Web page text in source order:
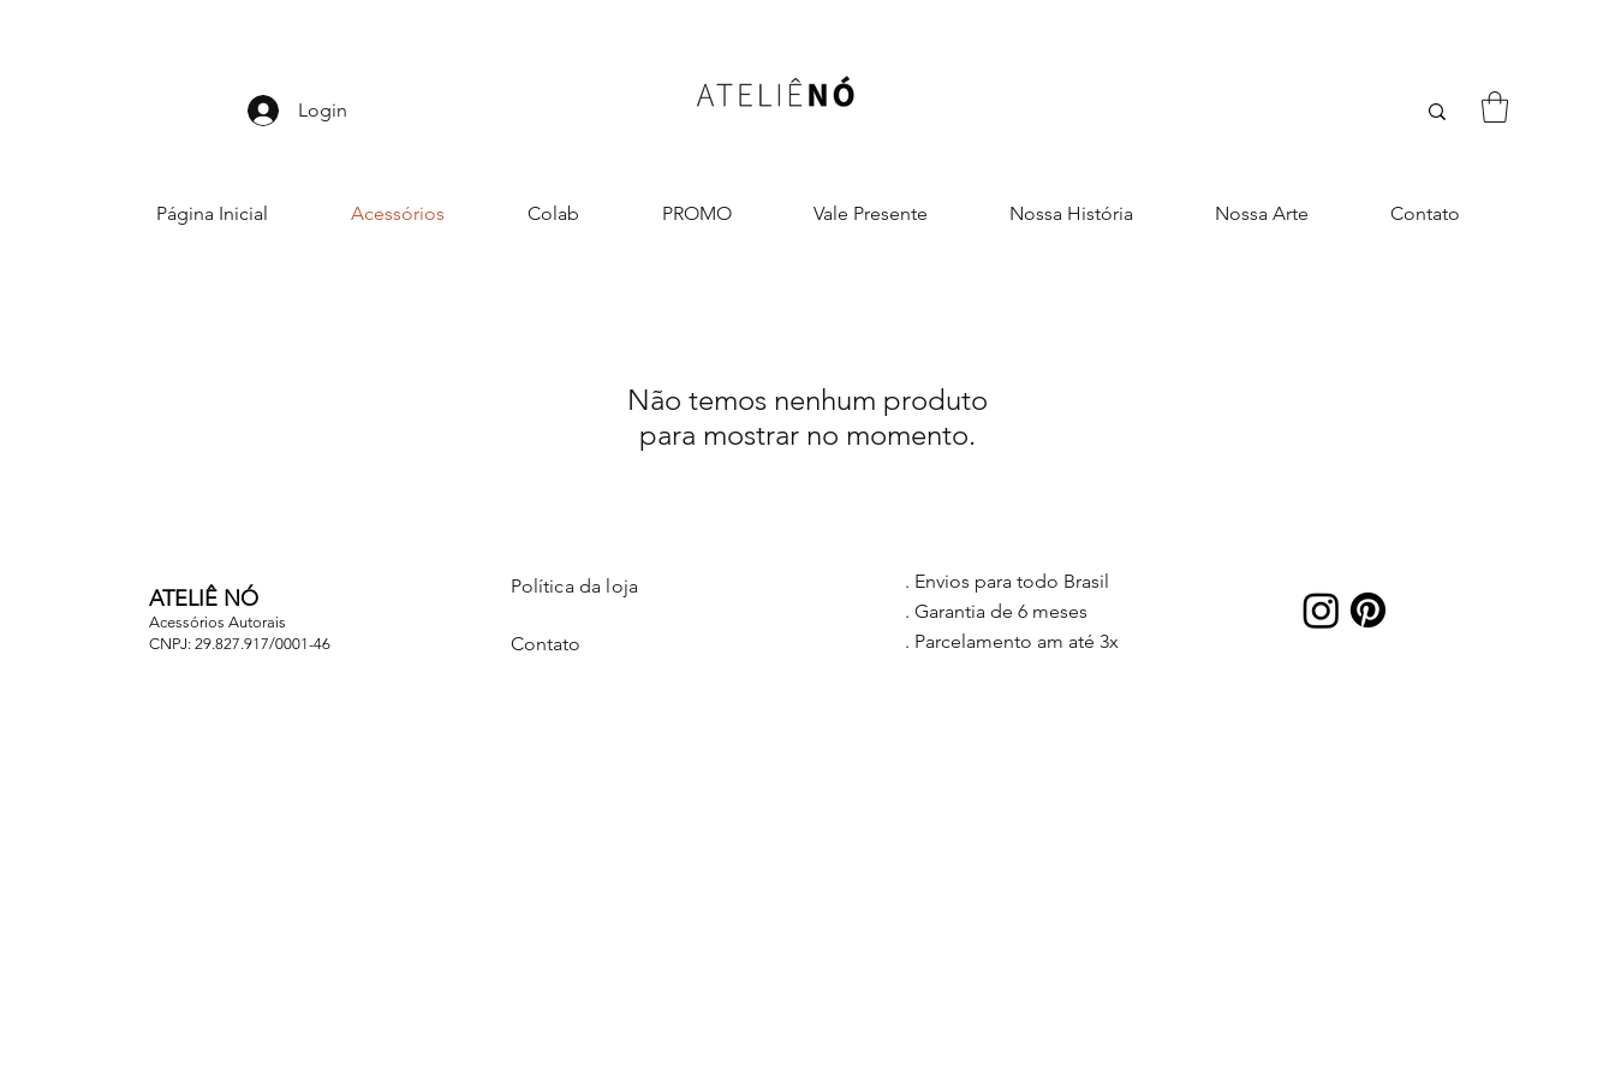
Login
Página Inicial Acessórios Colab PROMO Vale Presente Nossa História Nossa Arte Contato
Não temos nenhum produto
para mostrar no momento.
ATELIÊ NÓ
Acessórios Autorais
CNPJ: 29.827.917/0001-46
Política da loja
Contato
. Envios para todo Brasil
. Garantia de 6 meses
. Parcelamento am até 3x